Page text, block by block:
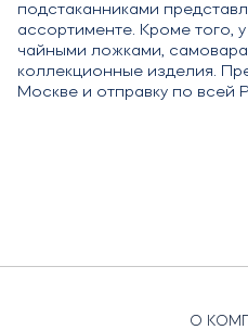
подстаканниками
ассортименте. Кроме того,
чайными ложками,
коллекционные изделия.
Москве и отправку по всей
О